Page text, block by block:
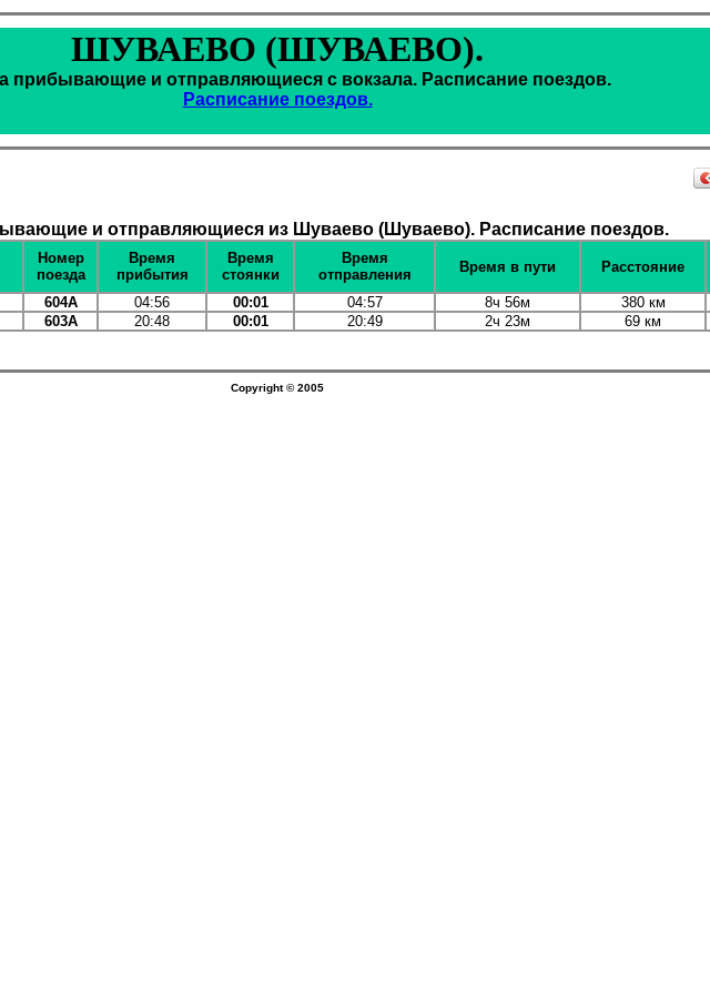
ШУВАЕВО (ШУВАЕВО).
прибывающие и отправляющиеся с вокзала. Расписание поездов.
Расписание поездов.
и отправляющиеся из Шуваево (Шуваево). Расписание поездов.
Номер
поезда
Время
прибытия
Время
стоянки
Время
отправления
Время в пути Расстояние
604А 04:56 00:01 04:57 8ч 56м 380 км
603А 20:48 00:01 20:49 2ч 23м 69 км
Copyright © 2005